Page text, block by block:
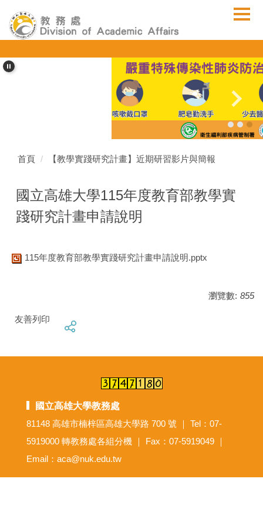
到
主
內
容
首頁 【教學實踐研究計畫】近期研習影片與簡報
國立高雄大學115年度教育部教學實
踐研究計畫申請說明
115年度教育部教學實踐研究計畫申請說明.pptx
瀏覽數: 855
友善列印
國立高雄大學教務處
81148 高雄市楠梓區高雄大學路 700 號 ｜ Tel：07-
5919000 轉教務處各組分機 ｜ Fax：07-5919049 ｜
Email：aca@nuk.edu.tw